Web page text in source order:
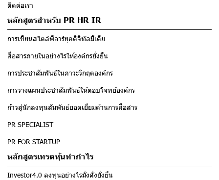
ติดต่อเรา
หลักสูตรสำหรับ PR HR IR
การเขียนสไตล์พีอาร์ยุคดิจิทัลมีเดีย
สื่อสารภายในอย่างไรให้องค์กรยั่งยืน
การประชาสัมพันธ์ในภาวะวิกฤตองค์กร
การวางแผนประชาสัมพันธ์ให้ตอบโจทย์องค์กร
ก้าวสู่นักลงทุนสัมพันธ์ยอดเยี่ยมด้านการสื่อสาร
PR SPECIALIST
PR FOR STARTUP
หลักสูตรเทรดหุ้นทำกำไร
Investor4.0 ลงทุนอย่างไรมั่งคั่งยั่งยืน